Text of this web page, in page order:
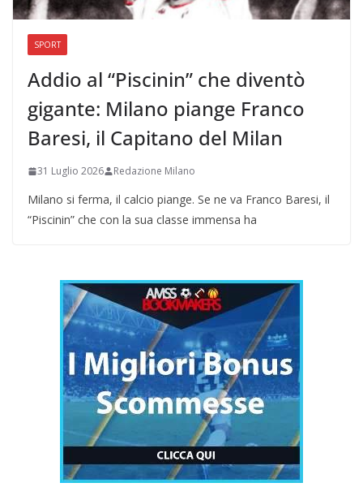
SPORT
Addio al “Piscinin” che diventò
gigante: Milano piange Franco
Baresi, il Capitano del Milan
31 Luglio 2026 Redazione Milano
Milano si ferma, il calcio piange. Se ne va Franco Baresi, il
“Piscinin” che con la sua classe immensa ha